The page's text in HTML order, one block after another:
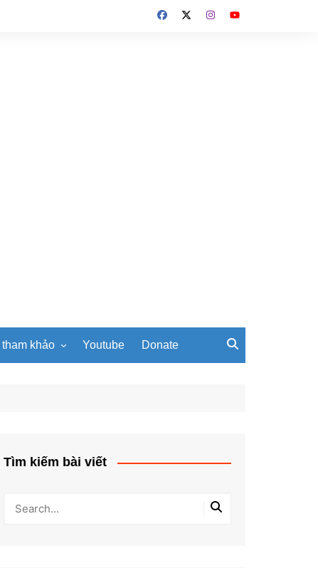
khảo Youtube Donate
Tìm kiếm bài viết